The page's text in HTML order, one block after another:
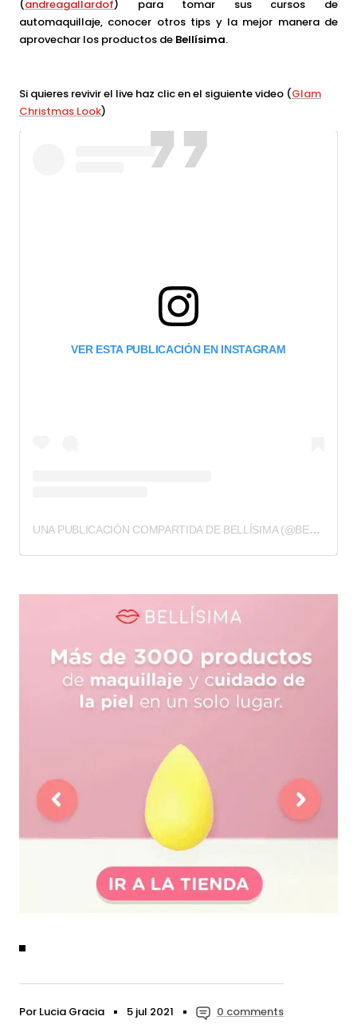
Por Lucia Gracia 5 jul 2021 0 comments
(andreagallardof) para tomar sus cursos de
automaquillaje, conocer otros tips y la mejor manera de
aprovechar los productos de Bellísima.
Si quieres revivir el live haz clic en el siguiente video (Glam
Christmas Look)
VER ESTA PUBLICACIÓN EN INSTAGRAM
UNA PUBLICACIÓN COMPARTIDA DE BELLÍSIMA (@BELLISIMAMX)